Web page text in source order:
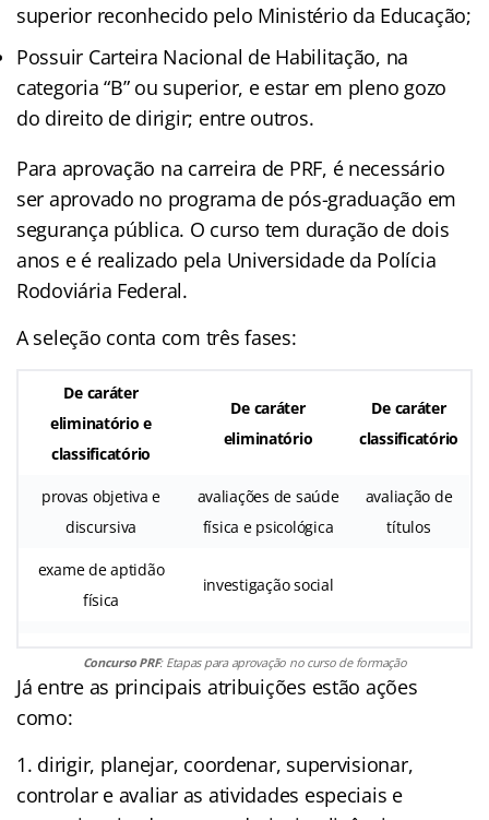
superior reconhecido pelo Ministério da Educação;
Possuir Carteira Nacional de Habilitação, na
categoria “B” ou superior, e estar em pleno gozo
do direito de dirigir; entre outros.
Para aprovação na carreira de PRF, é necessário
ser aprovado no programa de pós-graduação em
segurança pública. O curso tem duração de dois
anos e é realizado pela Universidade da Polícia
Rodoviária Federal.
A seleção conta com três fases:
De caráter
eliminatório e
classificatório
De caráter
eliminatório
De caráter
classificatório
provas objetiva e
discursiva
avaliações de saúde
física e psicológica
avaliação de
títulos
exame de aptidão
física
investigação social
Concurso PRF: Etapas para aprovação no curso de formação
Já entre as principais atribuições estão ações
como:
dirigir, planejar, coordenar, supervisionar,
controlar e avaliar as atividades especiais e